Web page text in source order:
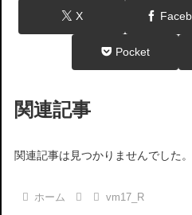
X
Pocket
関連記事
関連記事は見つかりませんでした。
ホーム vm17_R